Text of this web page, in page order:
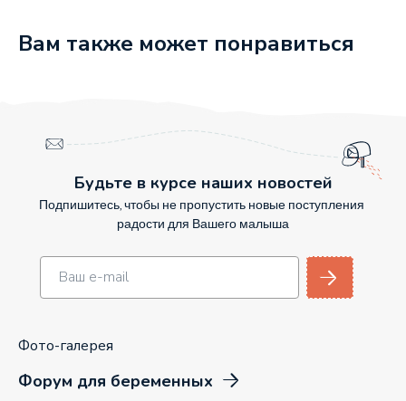
Вам также может понравиться
Будьте в курсе наших новостей
Подпишитесь, чтобы не пропустить новые поступления
радости для Вашего малыша
Фото-галерея
Форум для беременных